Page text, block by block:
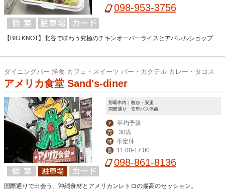
098-953-3756
【BIG KNOT】北谷で味わう究極のチキンオーバーライスとアパレルショップ
ダイニングバー 洋食 カフェ・スイーツ バー・カクテル カレー・タコス
アメリカ食堂 Sand's-diner
那覇市内｜牧志・安里
国際通り 安里バス停前
￥ 平均予算
席 30席
休 不定休
営 11:00-17:00
098-861-8136
国際通りで出会う、沖縄食材とアメリカンレトロの最高のセッション。